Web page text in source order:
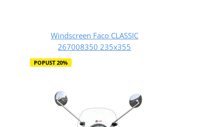
Windscreen Faco CLASSIC
267008350 235x355
POPUST 20%